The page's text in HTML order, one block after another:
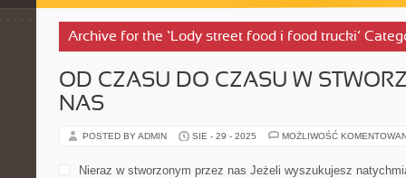
Archive for the ‘Lody street food i food trucki’
OD CZASU DO CZASU W
NAS
POSTED BY ADMIN SIE - 29 - 2025 MOŻLIWOŚĆ
Nieraz w stworzonym przez nas Jeżeli wyszukujesz